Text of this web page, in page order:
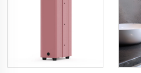
systém LCD dotykový